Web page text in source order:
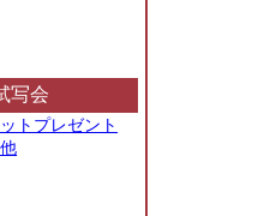
写会
トプレゼント